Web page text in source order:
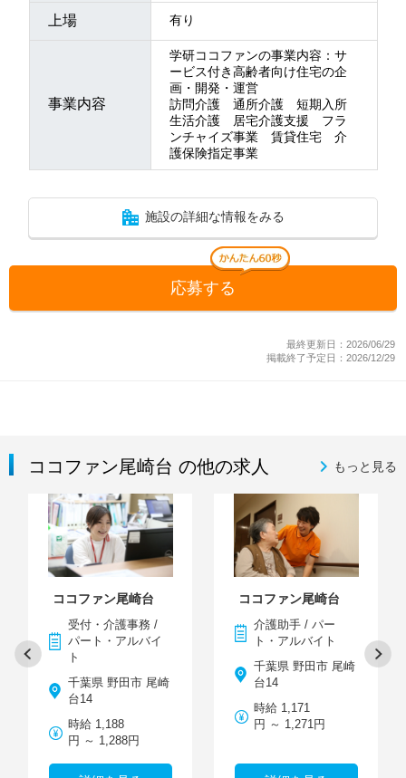
上場 有り
事業内容
学研ココファンの事業内容：サ
ービス付き高齢者向け住宅の企
画・開発・運営
訪問介護 通所介護 短期入所
生活介護 居宅介護支援 フラ
ンチャイズ事業 賃貸住宅 介
護保険指定事業
施設の詳細な情報をみる
応募する
最終更新日：2026/06/29
掲載終了予定日：2026/12/29
ココファン尾崎台 の他の求人 もっと見る
ココファン尾崎台
受付・介護事務 /
パート・アルバイ
ト
千葉県 野田市 尾崎
台14
時給 1,188
円 ～ 1,288円
ココファン尾崎台
介護助手 / パー
ト・アルバイト
千葉県 野田市 尾崎
台14
時給 1,171
円 ～ 1,271円